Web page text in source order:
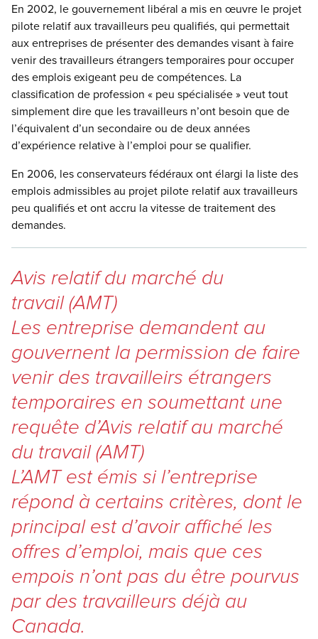
En 2002, le gouvernement libéral a mis en œuvre le projet
pilote relatif aux travailleurs peu qualifiés, qui permettait
aux entreprises de présenter des demandes visant à faire
venir des travailleurs étrangers temporaires pour occuper
des emplois exigeant peu de compétences. La
classification de profession « peu spécialisée » veut tout
simplement dire que les travailleurs n’ont besoin que de
l’équivalent d’un secondaire ou de deux années
d’expérience relative à l’emploi pour se qualifier.
En 2006, les conservateurs fédéraux ont élargi la liste des
emplois admissibles au projet pilote relatif aux travailleurs
peu qualifiés et ont accru la vitesse de traitement des
demandes.
Avis relatif du marché du
travail (AMT)
Les entreprise demandent au
gouvernent la permission de faire
venir des travailleirs étrangers
temporaires en soumettant une
requête d’Avis relatif au marché
du travail (AMT)
L’AMT est émis si l’entreprise
répond à certains critères, dont le
principal est d’avoir affiché les
offres d’emploi, mais que ces
empois n’ont pas du être pourvus
par des travailleurs déjà au
Canada.